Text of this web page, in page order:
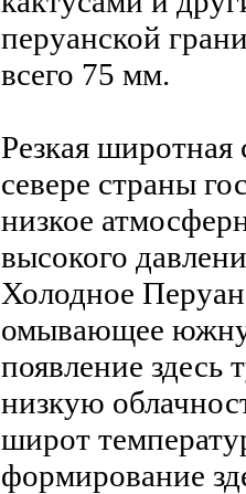
перуанской
всего 75 мм.
Резкая широтная
севере страны
низкое
высокого
Холодное
омывающее
появление здесь
низкую
широт
формирование